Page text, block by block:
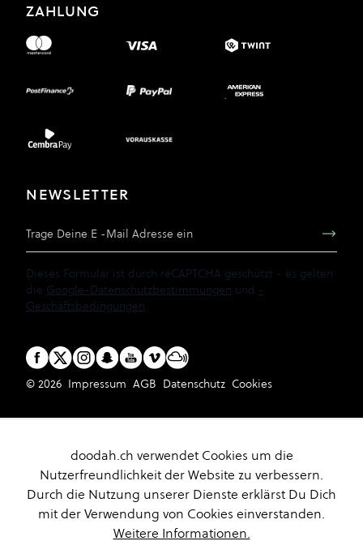
ZAHLUNG
NEWSLETTER
Dieses Formular ist durch reCAPTCHA geschützt - es gelten
die Google-Datenschutzbestimmungen und -
Geschäftsbedingungen.
© 2026 Impressum AGB Datenschutz Cookies
doodah.ch verwendet Cookies um die
Nutzerfreundlichkeit der Website zu verbessern.
Durch die Nutzung unserer Dienste erklärst Du Dich
mit der Verwendung von Cookies einverstanden.
Weitere Informationen.